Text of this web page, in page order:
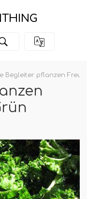
Begleiter pflanzen